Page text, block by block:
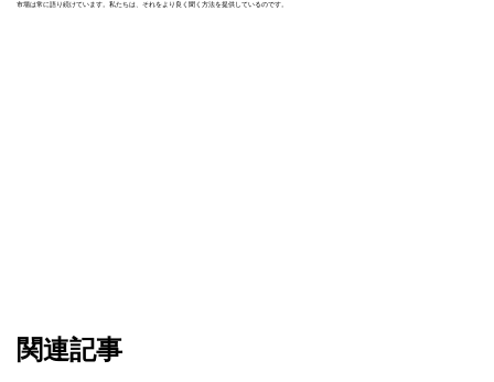
市場は常に語り続けています。私たちは、それをより良く聞く方法を提供しているのです。
関連記事